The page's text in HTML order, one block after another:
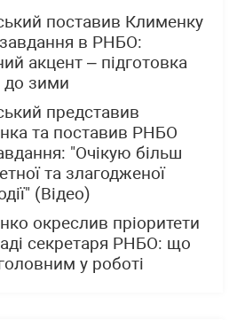
поставив Клименку
в РНБО:
акцент – підготовка
до зими
представив
та поставив РНБО
"Очікую більш
та злагодженої
(Відео)
окреслив пріоритети
секретаря РНБО: що
у роботі